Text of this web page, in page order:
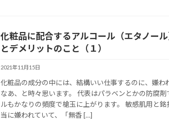
化粧品に配合するアルコール（エタノー
とデメリットのこと（１）
2021年11月15日
化粧品の成分の中には、結構いい仕事するのに、嫌わ
なあ、と時々思います。 代表はパラベンとかの防腐剤
ルもかなりの頻度で槍玉に上がります。 敏感肌用と
当に嫌われていて、「無香 […]